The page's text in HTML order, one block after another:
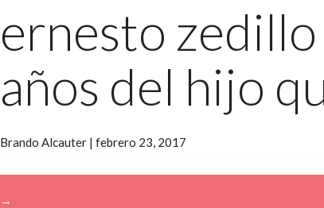
ernesto zedillo
años del hijo
Brando Alcauter | febrero 23, 2017
→